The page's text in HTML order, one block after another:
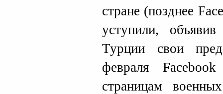
стране (позднее
уступили,
Турции свои
февраля
страницам